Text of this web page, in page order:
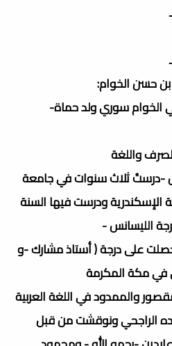
بن حسن الخوام:
سوري ولد حماة-
واللغة
-درستُ ثلاث سنوات في جامعة
ودرست فيها السنة
الليسانس -
على درجة ( أستاذ مشارك -و
في مكة المكرمة
والممدود في اللغة العربية
الراجحي ونوقشت من قبل